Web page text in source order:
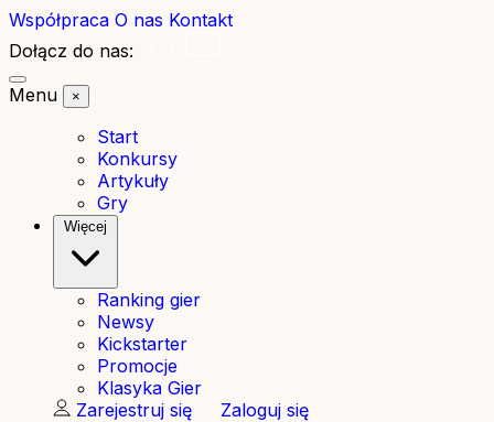
Współpraca O nas Kontakt
Dołącz do nas:
Menu
×
Start
Konkursy
Artykuły
Gry
Więcej
Ranking gier
Newsy
Kickstarter
Promocje
Klasyka Gier
Zarejestruj się
Zaloguj się